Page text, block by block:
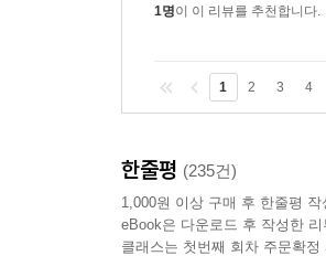
1명이 이 리뷰를 추천합니다.
1 2 3 4
한줄평 (235건)
1,000원 이상 구매 후 한줄평 작
eBook은 다운로드 후 작성한
클래스는 첫번째 회차 주문확